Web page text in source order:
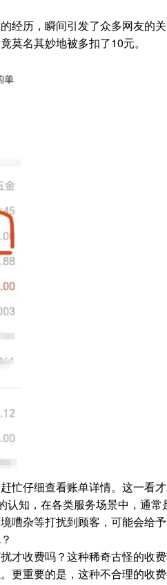
经历，瞬间引发了众多网友
莫名其妙地被多扣了10元。
仔细查看账单详情。这一看
认知，在各类服务场景中，通
嘈杂等打扰到顾客，可能会给
才收费吗？这种稀奇古怪的收
重要的是，这种不合理的收